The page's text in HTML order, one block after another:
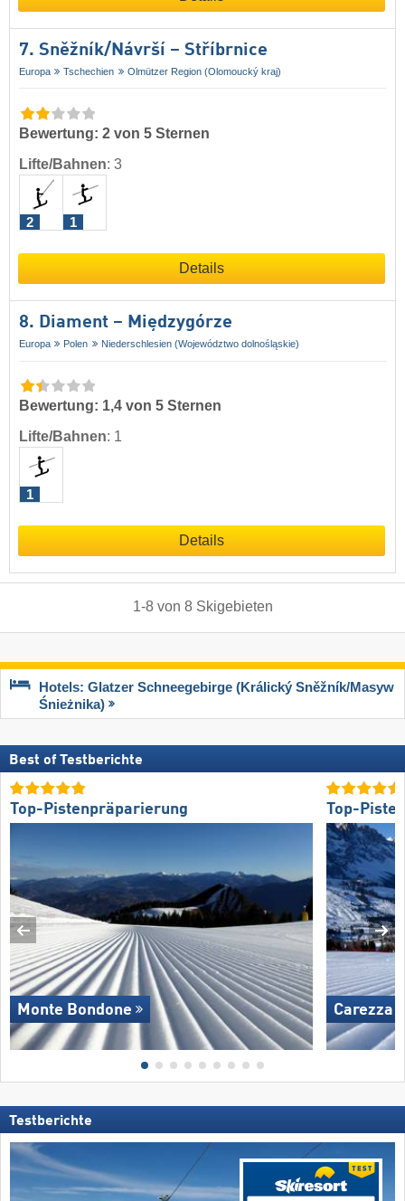
7. Sněžník/​Návrší – Stříbrnice
Europa Tschechien Olmützer Region (Olomoucký kraj)
Bewertung: 2 von 5 Sternen
Lifte/Bahnen: 3
2 1
Details
8. Diament – Międzygórze
Europa Polen Niederschlesien (Województwo dolnośląskie)
Bewertung: 1,4 von 5 Sternen
Lifte/Bahnen: 1
1
Details
1-8von 8 Skigebieten
Hotels: Glatzer Schneegebirge (Králický Sněžník/​Masyw
Śnieżnika)
Best of Testberichte
Top-Pistenpräparierung
Monte Bondone
Top-
Carezza
Testberichte